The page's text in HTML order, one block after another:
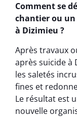
Comment se
chantier ou un
à Dizimieu ?
Après travaux
après suicide
les saletés
fines et
Le résultat est
nouvelle